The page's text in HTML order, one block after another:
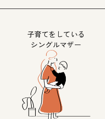
子育てをしている
シングルマザー